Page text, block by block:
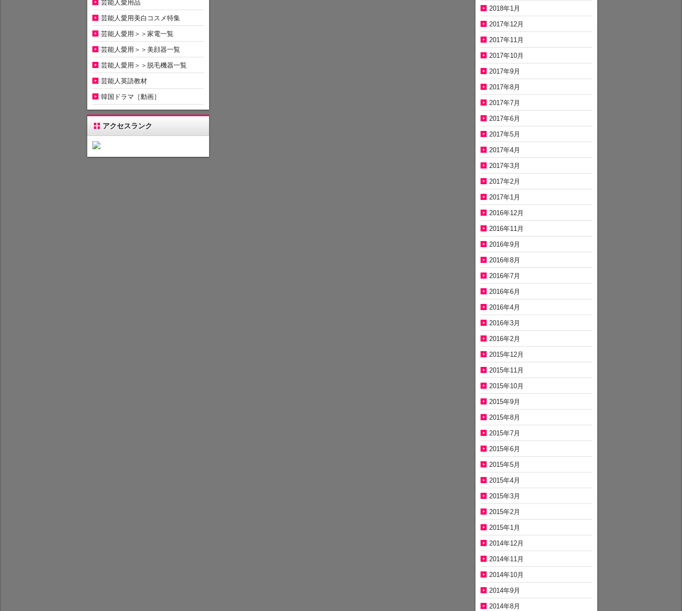
芸能人愛用品
芸能人愛用美白コスメ特集
芸能人愛用＞＞家電一覧
芸能人愛用＞＞美顔器一覧
芸能人愛用＞＞脱毛機器一覧
芸能人英語教材
韓国ドラマ［動画］
アクセスランク
2018年1月
2017年12月
2017年11月
2017年10月
2017年9月
2017年8月
2017年7月
2017年6月
2017年5月
2017年4月
2017年3月
2017年2月
2017年1月
2016年12月
2016年11月
2016年9月
2016年8月
2016年7月
2016年6月
2016年4月
2016年3月
2016年2月
2015年12月
2015年11月
2015年10月
2015年9月
2015年8月
2015年7月
2015年6月
2015年5月
2015年4月
2015年3月
2015年2月
2015年1月
2014年12月
2014年11月
2014年10月
2014年9月
2014年8月